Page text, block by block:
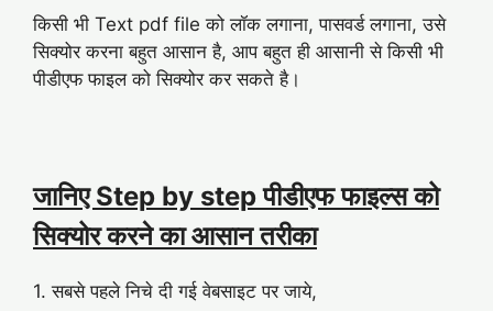
किसी भी Text pdf file को लॉक लगाना, पासवर्ड लगाना, उसे
सिक्योर करना बहुत आसान है, आप बहुत ही आसानी से किसी भी
पीडीएफ फाइल को सिक्योर कर सकते है।
जानिए Step by step पीडीएफ फाइल्स को
सिक्योर करने का आसान तरीका
1. सबसे पहले निचे दी गई वेबसाइट पर जाये,